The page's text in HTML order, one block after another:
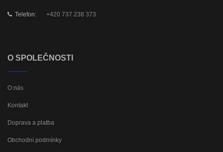
Telefon: +420 737 238 373
O SPOLEČNOSTI
O nás
Kontakt
Doprava a platba
Obchodní podmínky